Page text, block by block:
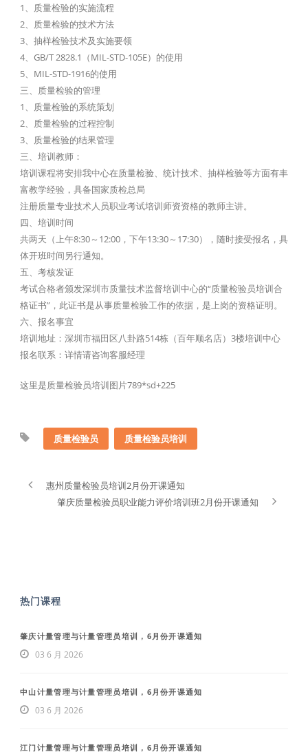
1、质量检验的实施流程
2、质量检验的技术方法
3、抽样检验技术及实施要领
4、GB/T 2828.1（MIL-STD-105E）的使用
5、MIL-STD-1916的使用
三、质量检验的管理
1、质量检验的系统策划
2、质量检验的过程控制
3、质量检验的结果管理
三、培训教师：
培训课程将安排我中心在质量检验、统计技术、抽样检验等方面有丰
富教学经验，具备国家质检总局
注册质量专业技术人员职业考试培训师资资格的教师主讲。
四、培训时间
共两天（上午8:30～12:00，下午13:30～17:30），随时接受报名，具
体开班时间另行通知。
五、考核发证
考试合格者颁发深圳市质量技术监督培训中心的“质量检验员培训合
格证书”，此证书是从事质量检验工作的依据，是上岗的资格证明。
六、报名事宜
培训地址：深圳市福田区八卦路514栋（百年顺名店）3楼培训中心
报名联系：详情请咨询客服经理
这里是质量检验员培训图片789*sd+225
质量检验员 质量检验员培训
惠州质量检验员培训2月份开课通知
肇庆质量检验员职业能力评价培训班2月份开课通知
热门课程
肇庆计量管理与计量管理员培训，6月份开课通知
03 6 月 2026
中山计量管理与计量管理员培训，6月份开课通知
03 6 月 2026
江门计量管理与计量管理员培训，6月份开课通知